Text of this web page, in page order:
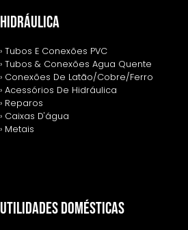
HIDRÁULICA
› Tubos E Conexões PVC
› Tubos & Conexões Agua Quente
› Conexões De Latão/Cobre/Ferro
› Acessórios De Hidráulica
› Reparos
› Caixas D'água
› Metais
UTILIDADES DOMÉSTICAS